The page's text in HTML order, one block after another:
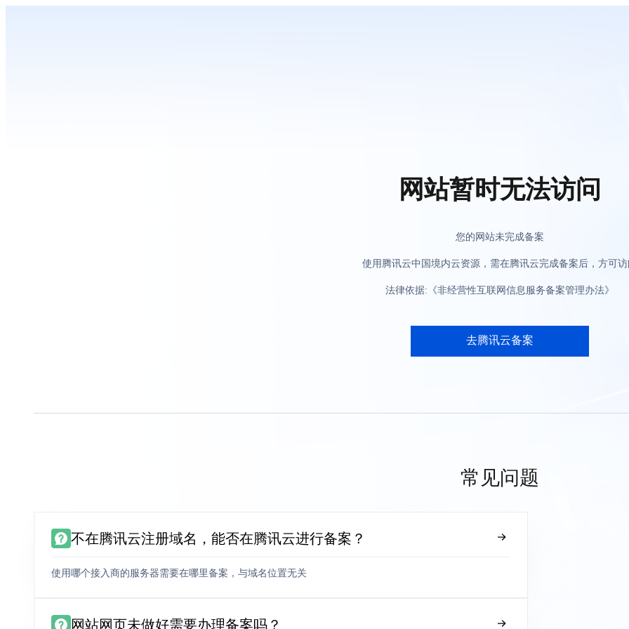
网站暂时无法访问
您的网站未完成备案
使用腾讯云中国境内云资源，需在腾讯云完成备案后，方可
法律依据:《非经营性互联网信息服务备案管理办法》
去腾讯云备案
常见问题
不在腾讯云注册域名，能否在腾讯云进行备案？
使用哪个接入商的服务器需要在哪里备案，与域名位置无关
网站网页未做好需要办理备案吗？